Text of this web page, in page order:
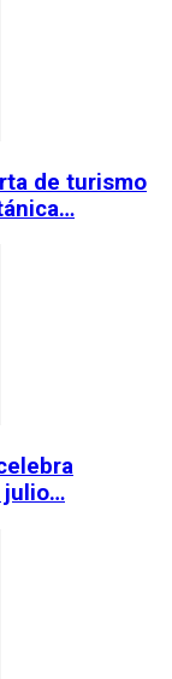
de turismo
julio…